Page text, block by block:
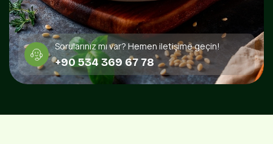
Sorularınız mı var? Hemen iletişime geçin!
+90 534 369 67 78